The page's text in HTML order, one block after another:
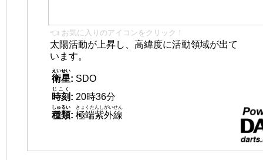
👈 お気に入りのアイコンをクリック！
太陽活動が上昇し、高緯度に活動領域が出て
います。
衛星
えいせい
: SDO
時刻
じこく
: 20時36分
種類
しゅるい
: 極端紫外線
きょくたんしがいせん